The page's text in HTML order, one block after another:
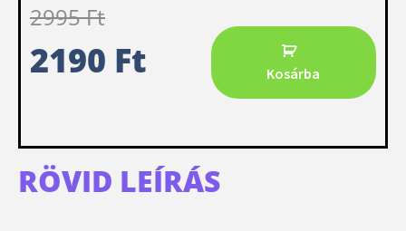
2995Ft
2190 Ft Kosárba
RÖVID LEÍRÁS